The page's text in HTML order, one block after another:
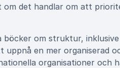
det handlar om att
om struktur,
en mer organiserad
organisationer